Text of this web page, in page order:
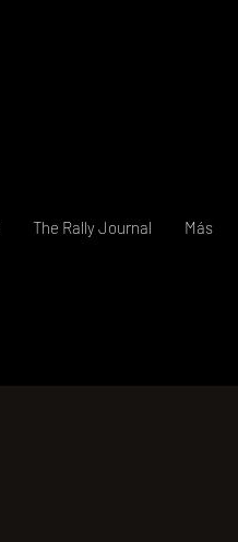
The Rally Journal Más